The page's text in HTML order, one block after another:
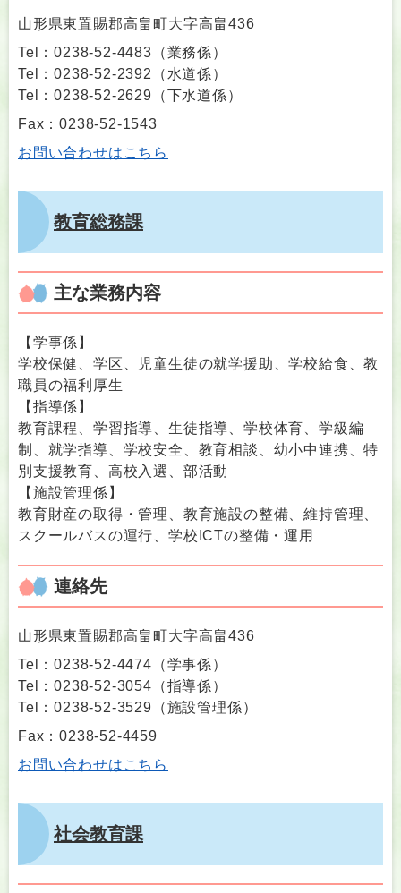
山形県東置賜郡高畠町大字高畠436
Tel：0238-52-4483 （業務係）
Tel：0238-52-2392
（ 水道係）
Tel：0238-52-2629 （下水道係）
Fax：0238-52-1543
お問い合わせはこちら
教育総務課
主な業務内容
【学事係】
学校保健、学区、児童生徒の就学援助、学校給食、教
職員の福利厚生
【指導係】
教育課程、学習指導、生徒指導、学校体育、学級編
制、就学指導、学校安全、教育相談、幼小中連携、特
別支援教育、高校入選、部活動
【施設管理係】
教育財産の取得・管理、教育施設の整備、維持管理、
スクールバスの運行、学校ICTの整備・運用
連絡先
山形県東置賜郡高畠町大字高畠436
Tel：0238-52-4474 （学事係）
Tel：0238-52-3054 （指導係）
Tel：0238-52-3529 （施設管理係）
Fax：0238-52-4459
お問い合わせはこちら
社会教育課